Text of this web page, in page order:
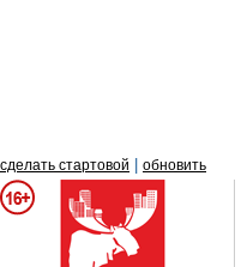
сделать стартовой обновить